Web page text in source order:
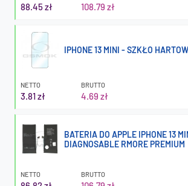
88.45 zł 108.79 zł
IPHONE 13 MINI - SZKŁO
NETTO
3.81 zł
BRUTTO
4.69 zł
BATERIA DO APPLE IPHONE 13
DIAGNOSABLE RMORE PREMIUM
NETTO BRUTTO